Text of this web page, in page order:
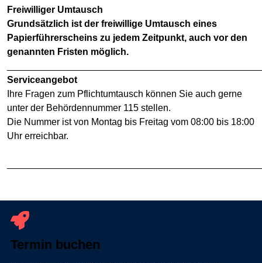
Freiwilliger Umtausch
Grundsätzlich ist der freiwillige Umtausch eines
Papierführerscheins zu jedem Zeitpunkt, auch vor den
genannten Fristen möglich.
Serviceangebot
Ihre Fragen zum Pflichtumtausch können Sie auch gerne
unter der Behördennummer 115 stellen.
Die Nummer ist von Montag bis Freitag vom 08:00 bis 18:00
Uhr erreichbar.
Termin buchen